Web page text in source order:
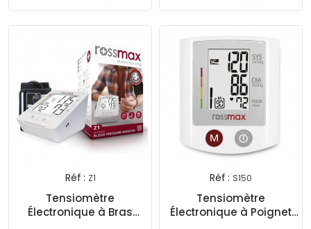
Réf : Z1
Tensiomètre
Électronique à Bras
Réf : S150
Tensiomètre
Électronique à Poignet